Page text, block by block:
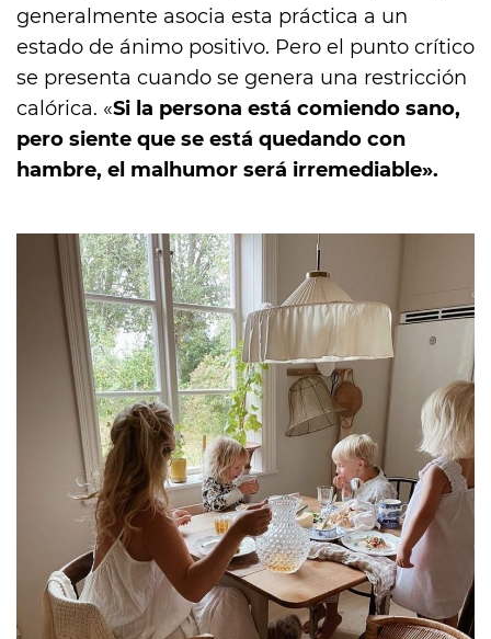
generalmente asocia esta práctica a un
estado de ánimo positivo. Pero el punto crítico
se presenta cuando se genera una restricción
calórica. «Si la persona está comiendo sano,
pero siente que se está quedando con
hambre, el malhumor será irremediable».